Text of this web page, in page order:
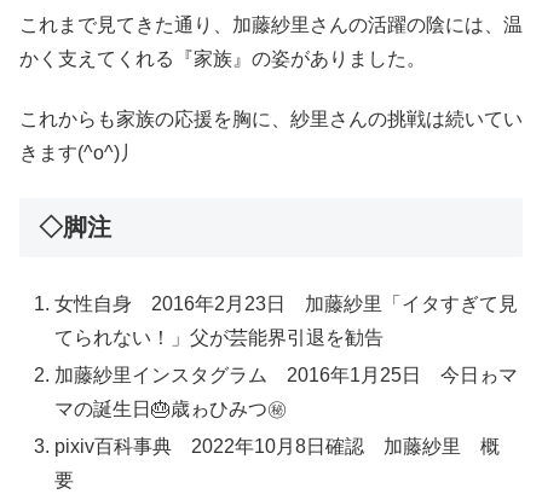
これまで見てきた通り、加藤紗里さんの活躍の陰には、温
かく支えてくれる『家族』の姿がありました。
これからも家族の応援を胸に、紗里さんの挑戦は続いてい
きます(^o^)丿
◇脚注
女性自身 2016年2月23日 加藤紗里「イタすぎて見
てられない！」父が芸能界引退を勧告
加藤紗里インスタグラム 2016年1月25日 今日ゎマ
マの誕生日🎂歳ゎひみつ㊙️
pixiv百科事典 2022年10月8日確認 加藤紗里 概
要